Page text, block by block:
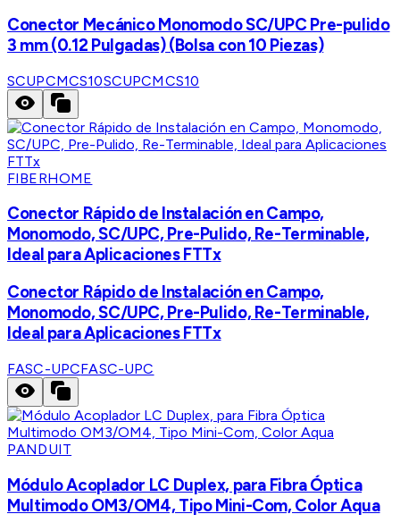
Conector Mecánico Monomodo SC/UPC Pre-pulido
3 mm (0.12 Pulgadas) (Bolsa con 10 Piezas)
SCUPCMCS10SCUPCMCS10
FIBERHOME
Conector Rápido de Instalación en Campo,
Monomodo, SC/UPC, Pre-Pulido, Re-Terminable,
Ideal para Aplicaciones FTTx
Conector Rápido de Instalación en Campo,
Monomodo, SC/UPC, Pre-Pulido, Re-Terminable,
Ideal para Aplicaciones FTTx
FASC-UPCFASC-UPC
PANDUIT
Módulo Acoplador LC Duplex, para Fibra Óptica
Multimodo OM3/OM4, Tipo Mini-Com, Color Aqua